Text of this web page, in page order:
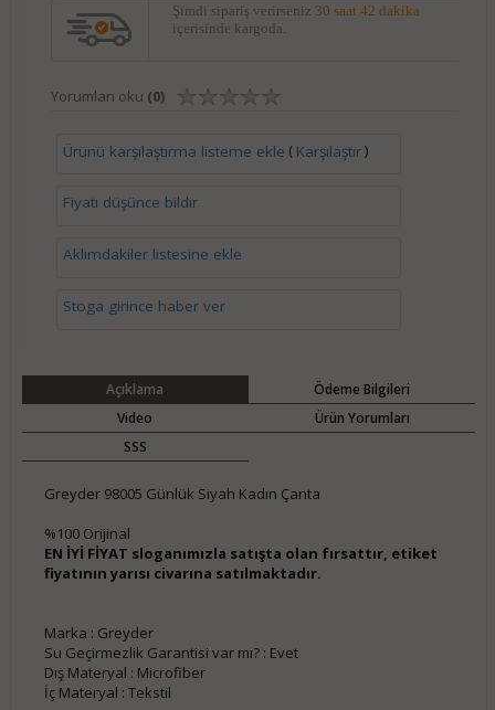
Şimdi sipariş verirseniz 30 saat 42 dakika
içerisinde kargoda.
Yorumları oku (0)
Ürünü karşılaştırma listeme ekle ( Karşılaştır)
Fiyatı düşünce bildir
Aklımdakiler listesine ekle
Stoga girince haber ver
Açıklama
Ödeme Bilgileri
Video
Ürün Yorumları
SSS
Greyder 98005 Günlük Siyah Kadın Çanta
%100 Orijinal
EN İYİ FİYAT sloganımızla satışta olan fırsattır, etiket
fiyatının yarısı civarına satılmaktadır.
Marka : Greyder
Su Geçirmezlik Garantisi var mı? : Evet
Dış Materyal : Microfiber